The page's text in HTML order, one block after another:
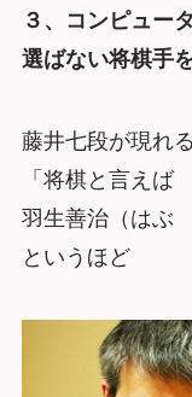
３、コンピュー
選ばない将棋手
藤井七段が現れ
「将棋と言えば
羽生善治（はぶ
というほど